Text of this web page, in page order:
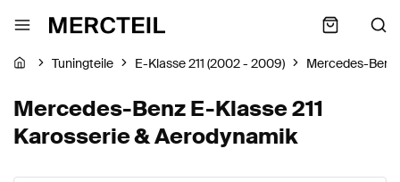
Tuningteile E-Klasse 211 (2002 - 2009) Mercedes-Benz
Mercedes-Benz E-Klasse 211
Karosserie & Aerodynamik